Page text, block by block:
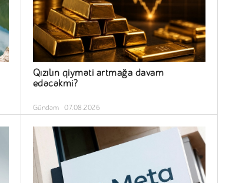
Qızılın qiyməti artmağa davam
edəcəkmi?
Gündəm 07.08.2026